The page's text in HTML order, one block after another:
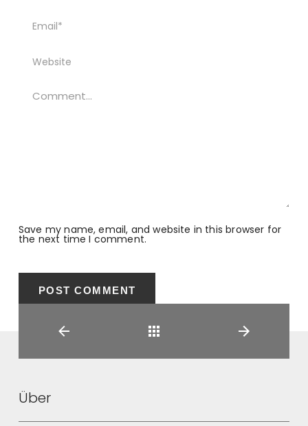
Save my name, email, and website in this browser for
the next time I comment.
Über